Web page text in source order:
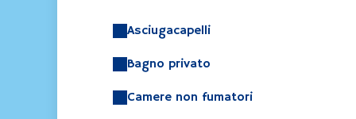
Asciugacapelli
Bagno privato
Camere non fumatori